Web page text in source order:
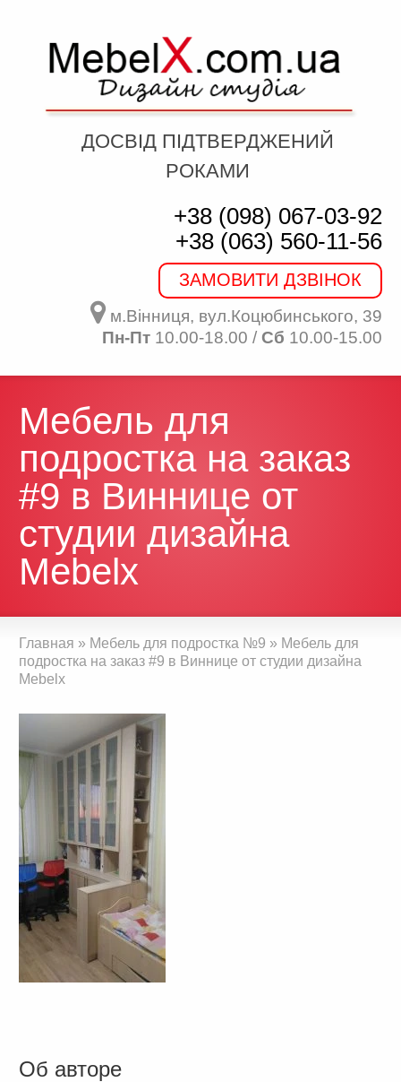
ДОСВІД ПІДТВЕРДЖЕНИЙ
РОКАМИ
+38 (098) 067-03-92
+38 (063) 560-11-56
ЗАМОВИТИ ДЗВІНОК
м.Вінниця, вул.Коцюбинського, 39
Пн-Пт10.00-18.00 / Сб 10.00-15.00
Мебель для
подростка на заказ
#9 в Виннице от
студии дизайна
Mebelx
Главная » Мебель для подростка №9 » Мебель для
подростка на заказ #9 в Виннице от студии дизайна
Mebelx
Об авторе